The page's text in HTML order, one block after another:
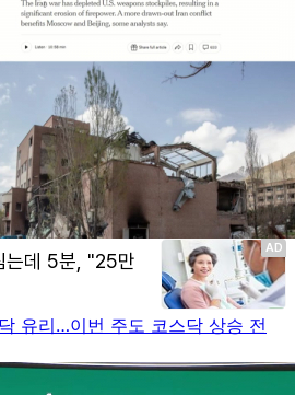
유리…이번 주도 코스닥 상승 전